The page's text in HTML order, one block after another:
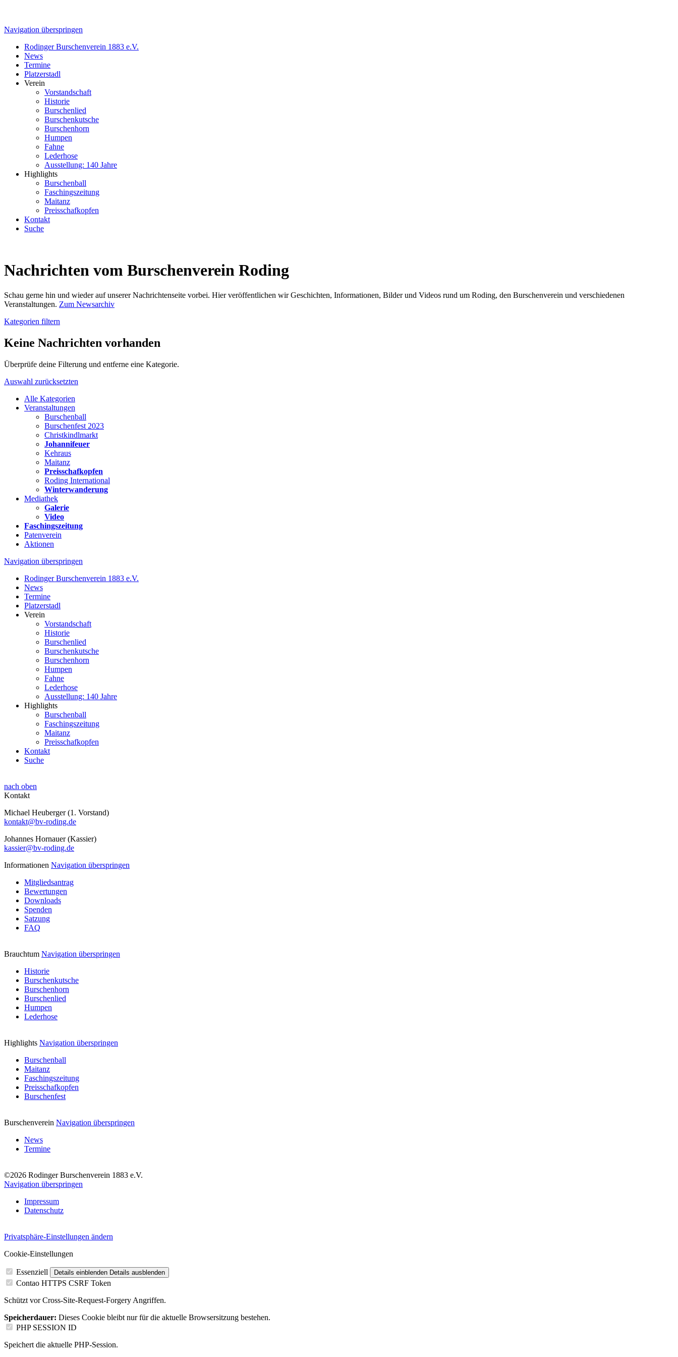
Navigation überspringen
Rodinger Burschenverein 1883 e.V.
News
Termine
Platzerstadl
Verein
Vorstandschaft
Historie
Burschenlied
Burschenkutsche
Burschenhorn
Humpen
Fahne
Lederhose
Ausstellung: 140 Jahre
Highlights
Burschenball
Faschingszeitung
Maitanz
Preisschafkopfen
Kontakt
Suche
Nachrichten vom Burschenverein Roding
Schau gerne hin und wieder auf unserer Nachrichtenseite vorbei. Hier veröffentlichen wir Geschichten, Informationen, Bilder und Videos rund um Roding, den Burschenverein und verschiedenen
Veranstaltungen. Zum Newsarchiv
Kategorien filtern
Keine Nachrichten vorhanden
Überprüfe deine Filterung und entferne eine Kategorie.
Auswahl zurücksetzten
Alle Kategorien
Veranstaltungen
Burschenball
Burschenfest 2023
Christkindlmarkt
Johannifeuer
Kehraus
Maitanz
Preisschafkopfen
Roding International
Winterwanderung
Mediathek
Galerie
Video
Faschingszeitung
Patenverein
Aktionen
Navigation überspringen
Rodinger Burschenverein 1883 e.V.
News
Termine
Platzerstadl
Verein
Vorstandschaft
Historie
Burschenlied
Burschenkutsche
Burschenhorn
Humpen
Fahne
Lederhose
Ausstellung: 140 Jahre
Highlights
Burschenball
Faschingszeitung
Maitanz
Preisschafkopfen
Kontakt
Suche
nach oben
Kontakt
Michael Heuberger (1. Vorstand)
kontakt@bv-roding.de
Johannes Hornauer (Kassier)
kassier@bv-roding.de
Informationen Navigation überspringen
Mitgliedsantrag
Bewertungen
Downloads
Spenden
Satzung
FAQ
Brauchtum Navigation überspringen
Historie
Burschenkutsche
Burschenhorn
Burschenlied
Humpen
Lederhose
Highlights Navigation überspringen
Burschenball
Maitanz
Faschingszeitung
Preisschafkopfen
Burschenfest
Burschenverein Navigation überspringen
News
Termine
©2026 Rodinger Burschenverein 1883 e.V.
Navigation überspringen
Impressum
Datenschutz
Privatsphäre-Einstellungen ändern
Cookie-Einstellungen
Essenziell Details einblenden Details ausblenden
Contao HTTPS CSRF Token
Schützt vor Cross-Site-Request-Forgery Angriffen.
Speicherdauer: Dieses Cookie bleibt nur für die aktuelle Browsersitzung bestehen.
PHP SESSION ID
Speichert die aktuelle PHP-Session.